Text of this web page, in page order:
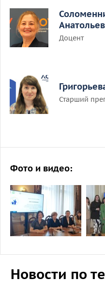
Доцент
Старший
Фото и видео:
Новости по